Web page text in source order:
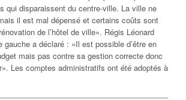
qui disparaissent du centre-ville. La ville ne
il est mal dépensé et certains coûts sont
de l’hôtel de ville». Régis Léonard
gauche a déclaré : «Il est possible d’être en
mais pas contre sa gestion correcte donc
Les comptes administratifs ont été adoptés à